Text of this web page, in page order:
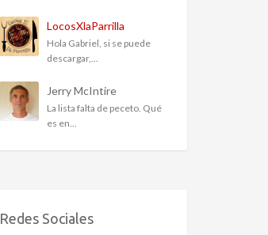
LocosXlaParrilla
Hola Gabriel, si se puede
descargar,...
Jerry McIntire
La lista falta de peceto. Qué
es en...
Redes Sociales